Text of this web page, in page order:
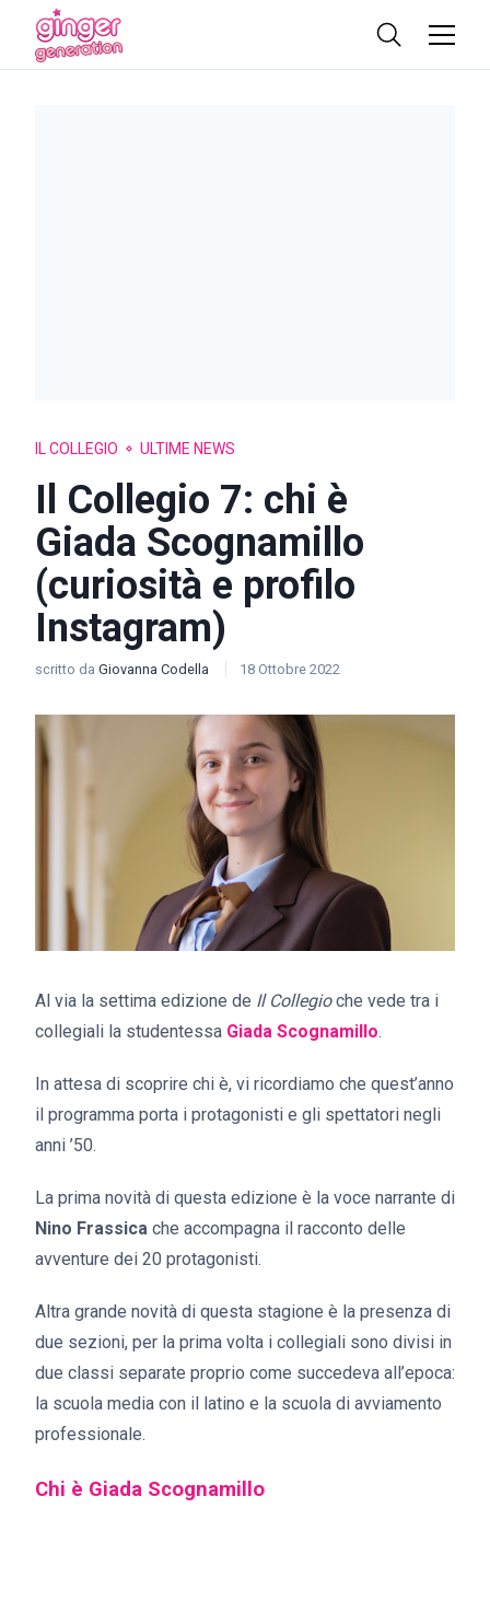
IL COLLEGIO ULTIME NEWS
Il Collegio 7: chi è
Giada Scognamillo
(curiosità e profilo
Instagram)
scritto da Giovanna Codella 18 Ottobre 2022
Al via la settima edizione de Il Collegioche vede tra i
collegiali la studentessa Giada Scognamillo.
In attesa di scoprire chi è, vi ricordiamo che quest’anno
il programma porta i protagonisti e gli spettatori negli
anni ’50.
La prima novità di questa edizione è la voce narrante di
Nino Frassica che accompagna il racconto delle
avventure dei 20 protagonisti.
Altra grande novità di questa stagione è la presenza di
due sezioni, per la prima volta i collegiali sono divisi in
due classi separate proprio come succedeva all’epoca:
la scuola media con il latino e la scuola di avviamento
professionale.
Chi è Giada Scognamillo